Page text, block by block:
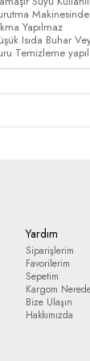
Yapılmaz
Isıda Buhar
Temizleme
Yardım
Siparişlerim
Favorilerim
Sepetim
Kargom
Bize Ulaşın
Hakkımızda